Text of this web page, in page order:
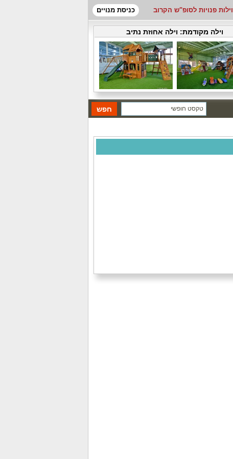
וילות פנויות לסופ"ש הקרוב כניסת מנויים
וילה מקודמת: וילה אחוזת נתיב